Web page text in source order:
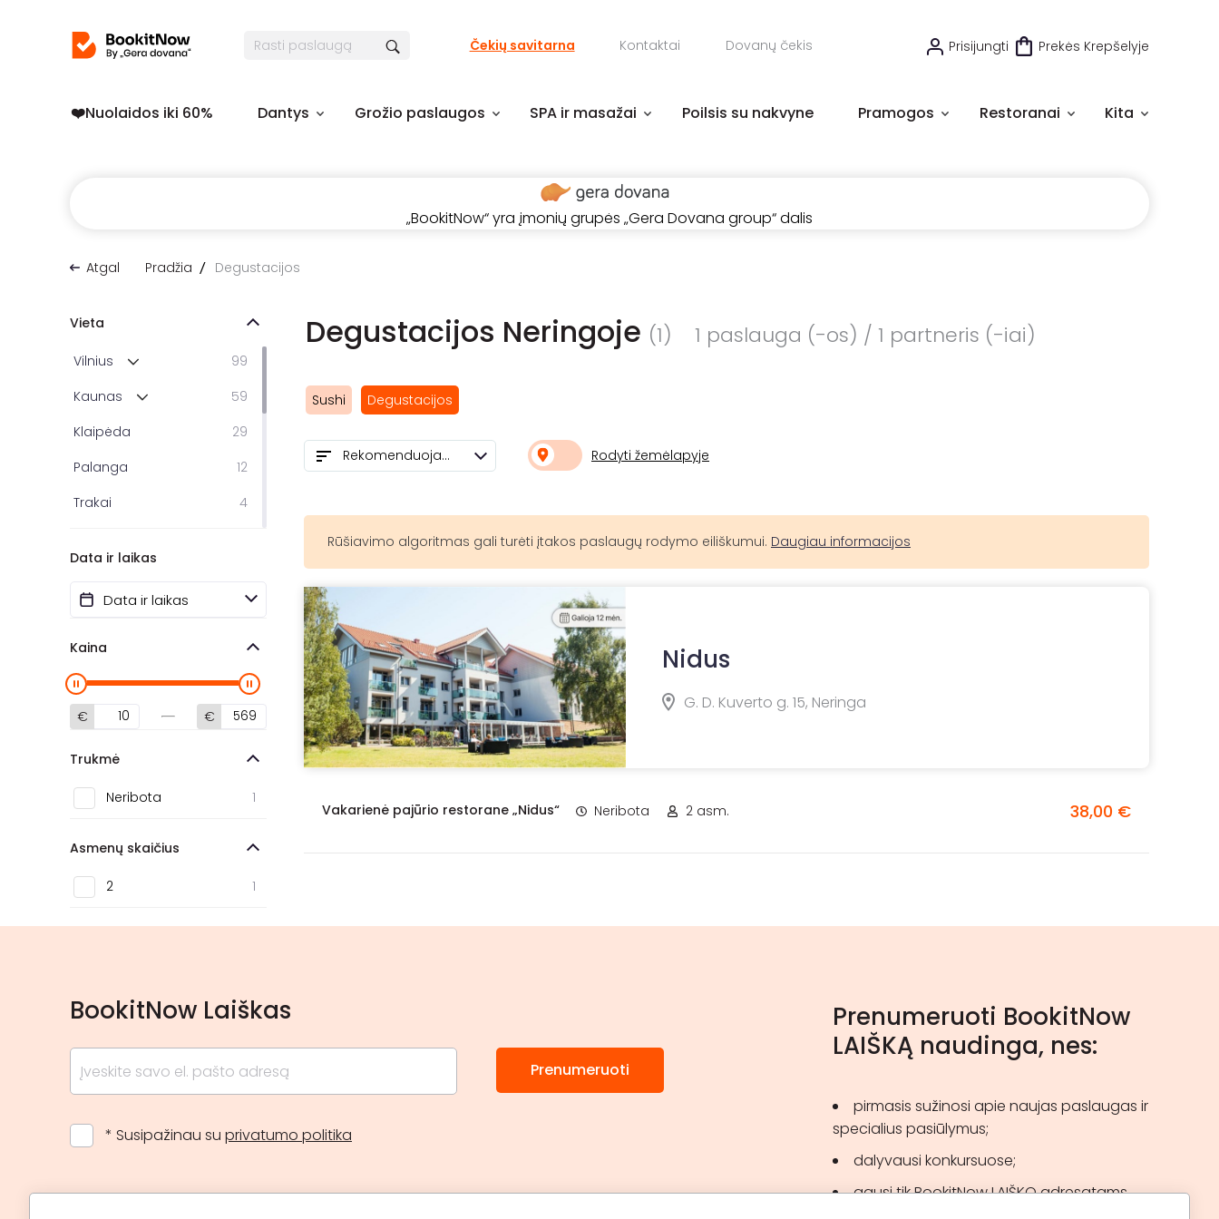
Čekių savitarna Kontaktai Dovanų čekis Prisijungti Prekės Krepšelyje
❤️️Nuolaidos iki 60% Dantys Grožio paslaugos SPA ir masažai Poilsis su nakvyne Pramogos Restoranai Kita
„BookitNow“ yra įmonių grupės „Gera Dovana group“ dalis
Atgal Pradžia Degustacijos
Degustacijos Neringoje (1) 1 paslauga (-os) / 1 partneris (-iai)
Sushi Degustacijos
Vieta
Vilnius
99
Kaunas
59
Klaipėda
29
Palanga
12
Trakai
4
Anykščiai
Panevėžys
2
Druskininkai
2
Ignalina
1
Neringa
Birštonas
Data ir laikas
Kaina
€ €
Trukmė
Neribota 1
Asmenų skaičius
2 1
Rekomenduojami Rodyti žemėlapyje
Rūšiavimo algoritmas gali turėti įtakos paslaugų rodymo eiliškumui. Daugiau informacijos
Nidus
G. D. Kuverto g. 15, Neringa
Vakarienė pajūrio restorane „Nidus“ Neribota 2 asm. 38,00 €
BookitNow Laiškas
* Susipažinau su privatumo politika
Prenumeruoti
Prenumeruoti BookitNow
LAIŠKĄ naudinga, nes:
pirmasis sužinosi apie naujas paslaugas ir
specialius pasiūlymus;
dalyvausi konkursuose;
gausi tik BookitNow LAIŠKO adresatams